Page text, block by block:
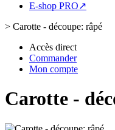
E-shop PRO↗
> Carotte - découpe: râpé
Accès direct
Commander
Mon compte
Carotte -